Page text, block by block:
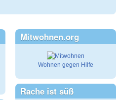
Mitwohnen.org
Wohnen gegen Hilfe
Rache ist süß